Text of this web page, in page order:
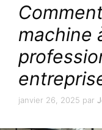
machine
janvier 26, 2025 par